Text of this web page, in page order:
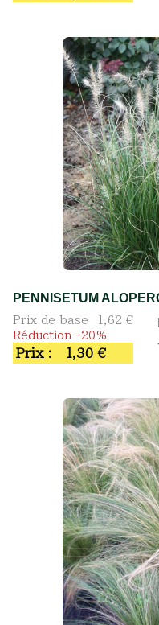
PENNISETUM
Prix de base
1,62 €
Réduction -20%
Prix : 1,30 €